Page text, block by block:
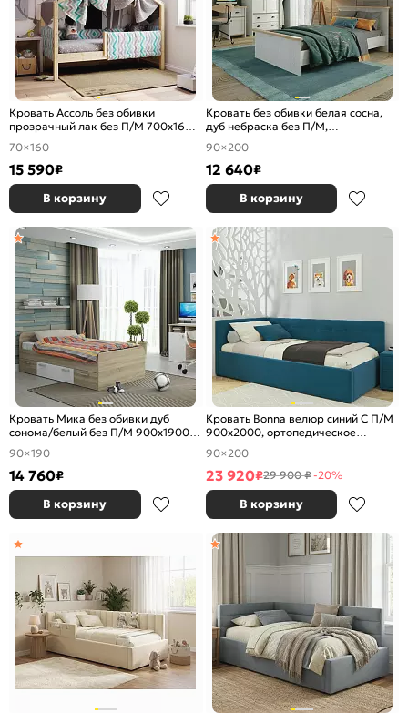
Кровать Ассоль без обивки
прозрачный лак без П/М 700x1600,
ортопедическое основание,
изголовье жесткое
70×160
15 590₽
В корзину
Кровать без обивки белая сосна,
дуб небраска без П/М,
ортопедическое основание
90×200
12 640₽
В корзину
Кровать Мика без обивки дуб
сонома/белый без П/М 900x1900,
изголовье жесткое
90×190
14 760₽
В корзину
Кровать Bonna велюр синий С П/М
900x2000, ортопедическое
основание, изголовье мягкое
90×200
23 920₽29 900 ₽-20%
В корзину